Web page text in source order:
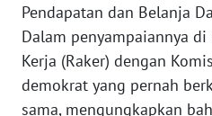
Pendapatan dan Belanja
Dalam penyampaiannya
Kerja (Raker) dengan
demokrat yang pernah
sama, mengungkapkan
WN
JABAR
WN
BANTEN